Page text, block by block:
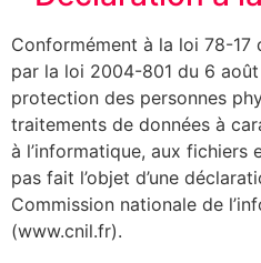
Conformément à la loi 78-
par la loi 2004-801 du 6
protection des personnes
traitements de données à
à l’informatique, aux fichiers
pas fait l’objet d’une
Commission nationale de
(www.cnil.fr).